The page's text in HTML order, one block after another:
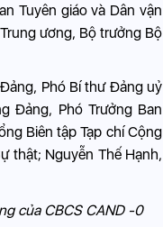
Tuyên giáo và Dân vận
ương, Bộ trưởng Bộ
Phó Bí thư Đảng uỷ
Đảng, Phó Trưởng Ban
Biên tập Tạp chí Cộng
thật; Nguyễn Thế Hạnh,